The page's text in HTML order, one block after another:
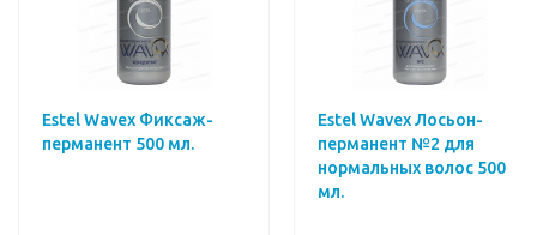
Estel Wavex Фиксаж-
перманент 500 мл.
Estel Wavex Лосьон-
перманент №2 для
нормальных волос 500
мл.